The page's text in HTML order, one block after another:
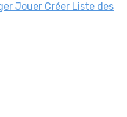
Jouer Créer Liste des